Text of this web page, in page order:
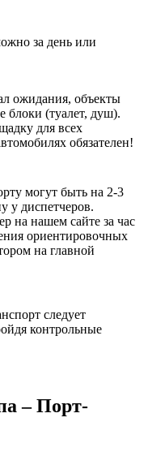
за день или
ожидания, объекты
блоки (туалет, душ).
для всех
обязателен!
могут быть на 2-3
у диспетчеров.
на нашем сайте за час
ориентировочных
на главной
следует
контрольные
– Порт-